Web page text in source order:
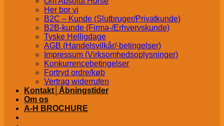
Her bor vi
B2C – Kunde (Slutbruger/Privatkunde)
B2B-kunde (Firma-/Erhvervskunde)
Tyske Helligdage
AGB (Handelsvilkår/-betingelser)
Impressum (Virksomhedsoplysninger)
Konkurrencebetingelser
Fortryd ordre/køb
Vertrag widerrufen
Kontakt│Åbningstider
Om os
A-H BROCHURE